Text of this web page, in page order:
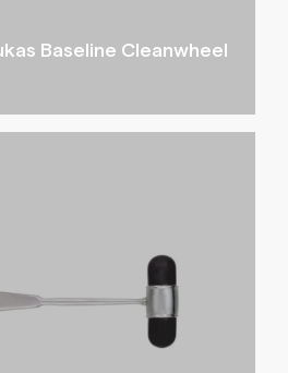
Baseline Cleanwheel